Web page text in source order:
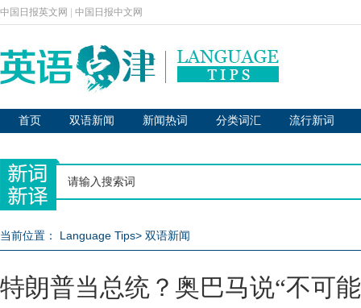
中国日报英文网 中国日报中文网
首页 双语新闻 新闻热词 分类词汇 流行新词
当前位置： Language Tips> 双语新闻
特朗普当总统？奥巴马说“不可